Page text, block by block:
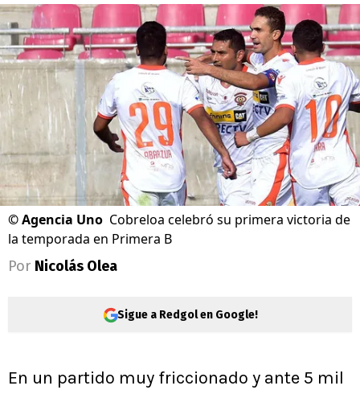
©Agencia Uno Cobreloa celebró su primera victoria de
la temporada en Primera B
Por Nicolás Olea
Sigue a Redgol en Google!
En un partido muy friccionado y ante 5 mil